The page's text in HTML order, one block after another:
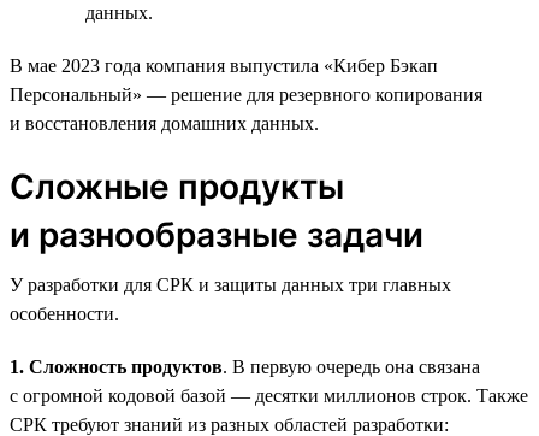
данных.
В мае 2023 года компания выпустила «Кибер Бэкап
Персональный» — решение для резервного копирования
и восстановления домашних данных.
Сложные продукты
и разнообразные задачи
У разработки для СРК и защиты данных три главных
особенности.
1. Сложность продуктов. В первую очередь она связана
с огромной кодовой базой — десятки миллионов строк. Также
СРК требуют знаний из разных областей разработки: